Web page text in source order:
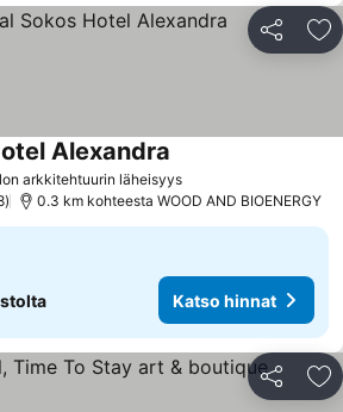
Jaa
arkkitehtuurin läheisyys
Alexandra
0.3 km kohteesta WOOD AND BIOENERGY
Katso hinnat
Jaa